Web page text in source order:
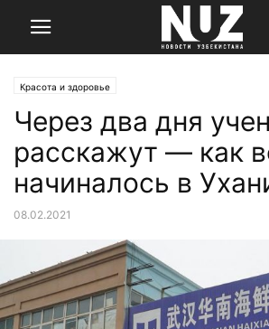
Красота и здоровье
Через два дня
расскажут — как
начиналось в
08.02.2021